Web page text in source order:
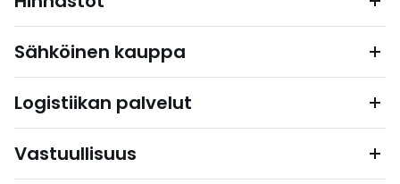
Sähköinen kauppa
Logistiikan palvelut
Vastuullisuus